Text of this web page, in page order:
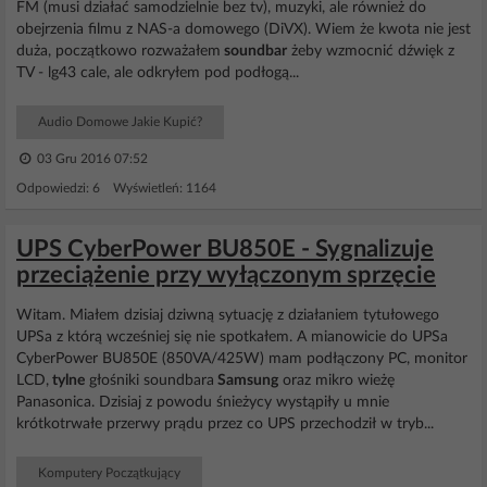
FM (musi działać samodzielnie bez tv), muzyki, ale również do
obejrzenia filmu z NAS-a domowego (DiVX). Wiem że kwota nie jest
duża, początkowo rozważałem soundbar żeby wzmocnić dźwięk z
TV - lg43 cale, ale odkryłem pod podłogą...
Audio Domowe Jakie Kupić?
03 Gru 2016 07:52
Odpowiedzi: 6 Wyświetleń: 1164
UPS CyberPower BU850E - Sygnalizuje
przeciążenie przy wyłączonym sprzęcie
Witam. Miałem dzisiaj dziwną sytuację z działaniem tytułowego
UPSa z którą wcześniej się nie spotkałem. A mianowicie do UPSa
CyberPower BU850E (850VA/425W) mam podłączony PC, monitor
LCD, tylne głośniki soundbara Samsung oraz mikro wieżę
Panasonica. Dzisiaj z powodu śnieżycy wystąpiły u mnie
krótkotrwałe przerwy prądu przez co UPS przechodził w tryb...
Komputery Początkujący